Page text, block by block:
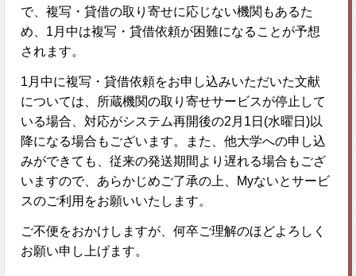
で、複写・貸借の取り寄せに応じない機関もあるた
め、1月中は複写・貸借依頼が困難になることが予想
されます。
1月中に複写・貸借依頼をお申し込みいただいた文献
については、所蔵機関の取り寄せサービスが停止して
いる場合、対応がシステム再開後の2月1日(水曜日)以
降になる場合もございます。また、他大学への申し込
みができても、従来の発送期間より遅れる場合もござ
いますので、あらかじめご了承の上、Myないとサービ
スのご利用をお願いいたします。
ご不便をおかけしますが、何卒ご理解のほどよろしく
お願い申し上げます。